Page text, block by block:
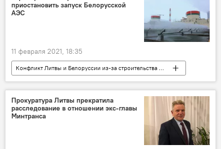
приостановить запуск Белорусской
АЭС
11 февраля 2021, 18:35
Конфликт Литвы и Белоруссии из-за строительства АЭС
Политика
Энергетика. LIVE
Прокуратура Литвы прекратила
расследование в отношении экс-главы
Минтранса